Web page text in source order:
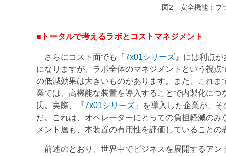
図2 安全機能：プラグオン
■トータルで考えるラボとコストマネジメント
さらにコスト面でも『7x01シリーズ 』には利点
になりますが、ラボ全体のマネジメントという視
の低減効果は大きいものがあります。また、これ
業では、高機能な装置を導入することで内製化に
氏。実際、『7x01シリーズ 』を導入した企業が、
だ。これは、オペレーターにとっての負担軽減の
メント層も、本装置の有用性を評価していることの
前述のとおり、世界中でビジネスを展開するアン